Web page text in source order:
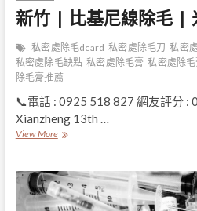
新竹 | 比基尼線除毛 |
私密處除毛dcard 私密處除毛刀 私密
私密處除毛缺點 私密處除毛膏 私密處除
除毛膏推薦
📞電話 : 0925 518 827 網友評分 :
Xianzheng 13th …
View More新
比
基
尼